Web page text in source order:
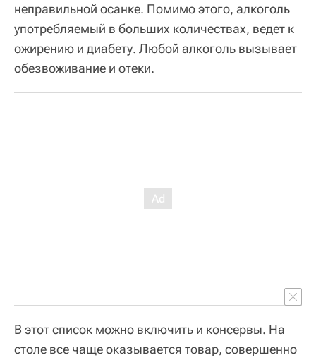
неправильной осанке. Помимо этого, алкоголь
употребляемый в больших количествах, ведет к
ожирению и диабету. Любой алкоголь вызывает
обезвоживание и отеки.
В этот список можно включить и консервы. На
столе все чаще оказывается товар, совершенно